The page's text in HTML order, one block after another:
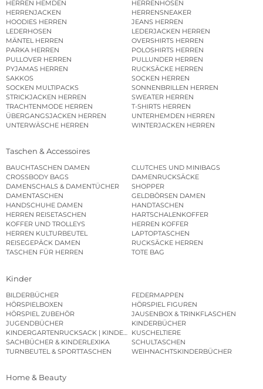
HERREN HEMDEN
HERRENHOSEN
HERRENJACKEN
HERRENSNEAKER
HOODIES HERREN
JEANS HERREN
LEDERHOSEN
LEDERJACKEN HERREN
MÄNTEL HERREN
OVERSHIRTS HERREN
PARKA HERREN
POLOSHIRTS HERREN
PULLOVER HERREN
PULLUNDER HERREN
PYJAMAS HERREN
RUCKSÄCKE HERREN
SAKKOS
SOCKEN HERREN
SOCKEN MULTIPACKS
SONNENBRILLEN HERREN
STRICKJACKEN HERREN
SWEATER HERREN
TRACHTENMODE HERREN
T-SHIRTS HERREN
ÜBERGANGSJACKEN HERREN
UNTERHEMDEN HERREN
UNTERWÄSCHE HERREN
WINTERJACKEN HERREN
Taschen & Accessoires
BAUCHTASCHEN DAMEN
CLUTCHES UND MINIBAGS
CROSSBODY BAGS
DAMENRUCKSÄCKE
DAMENSCHALS & DAMENTÜCHER
SHOPPER
DAMENTASCHEN
GELDBÖRSEN DAMEN
HANDSCHUHE DAMEN
HANDTASCHEN
HERREN REISETASCHEN
HARTSCHALENKOFFER
KOFFER UND TROLLEYS
HERREN KOFFER
HERREN KULTURBEUTEL
LAPTOPTASCHEN
REISEGEPÄCK DAMEN
RUCKSÄCKE HERREN
TASCHEN FÜR HERREN
TOTE BAG
Kinder
BILDERBÜCHER
FEDERMAPPEN
HÖRSPIELBOXEN
HÖRSPIEL FIGUREN
HÖRSPIEL ZUBEHÖR
JAUSENBOX & TRINKFLASCHEN
JUGENDBÜCHER
KINDERBÜCHER
KINDERGARTENRUCKSACK | KINDERGARTENBEUTEL
KUSCHELTIERE
SACHBÜCHER & KINDERLEXIKA
SCHULTASCHEN
TURNBEUTEL & SPORTTASCHEN
WEIHNACHTSKINDERBÜCHER
Home & Beauty